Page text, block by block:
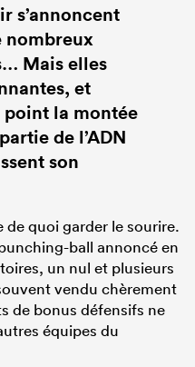
s’annoncent
nombreux
Mais elles
et
la montée
de l’ADN
son
de quoi garder le sourire.
ball annoncé en
un nul et plusieurs
vendu chèrement
de bonus défensifs ne
équipes du